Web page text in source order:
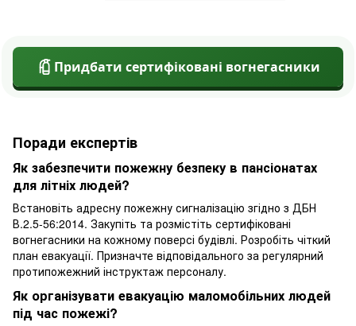
Придбати сертифіковані вогнегасники
Поради експертів
Як забезпечити пожежну безпеку в пансіонатах
для літніх людей?
Встановіть адресну пожежну сигналізацію згідно з ДБН
В.2.5-56:2014. Закупіть та розмістіть сертифіковані
вогнегасники на кожному поверсі будівлі. Розробіть чіткий
план евакуації. Призначте відповідального за регулярний
протипожежний інструктаж персоналу.
Як організувати евакуацію маломобільних людей
під час пожежі?